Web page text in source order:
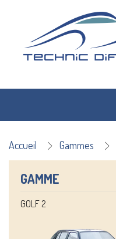
Accueil Gammes
GAMME
GOLF 2